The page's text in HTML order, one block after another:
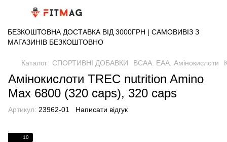
БЕЗКОШТОВНА ДОСТАВКА ВІД 3000ГРН | САМОВИВІЗ З
МАГАЗИНІВ БЕЗКОШТОВНО
Каталог СПОРТИВНІ ДОБАВКИ BCAA. EAA. Амінокислоти
Амінокислоти TREC nutrition Amino
Max 6800 (320 caps), 320 caps
Артикул: 23962-01 Написати відгук
10